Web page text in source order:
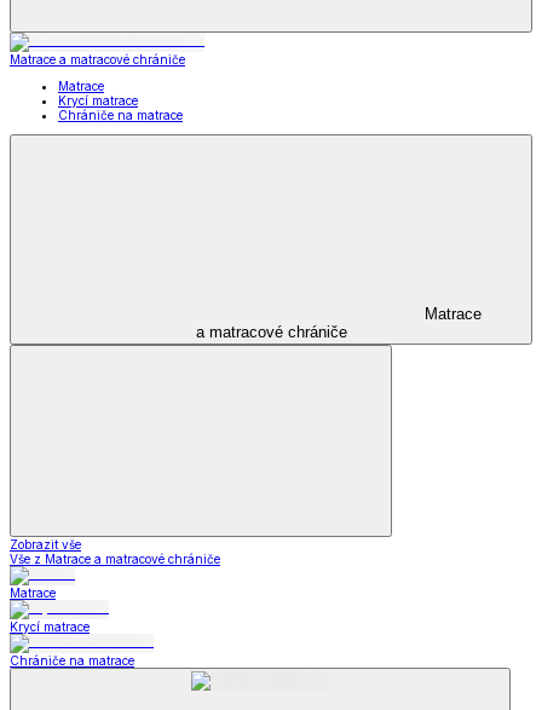
Matrace a matracové chrániče
Matrace
Krycí matrace
Chrániče na matrace
Matrace
a matracové chrániče
Zobrazit vše
Vše z Matrace a matracové chrániče
Matrace
Krycí matrace
Chrániče na matrace